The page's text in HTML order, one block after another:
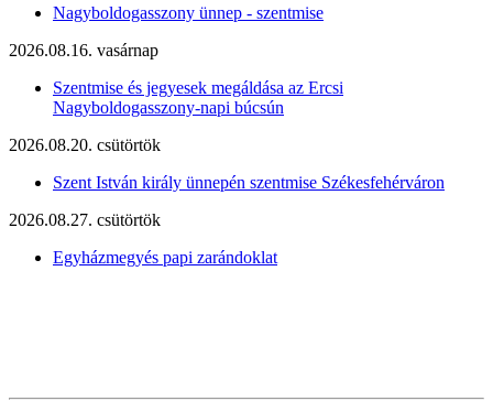
Nagyboldogasszony ünnep - szentmise
2026.08.16. vasárnap
Szentmise és jegyesek megáldása az Ercsi
Nagyboldogasszony-napi búcsún
2026.08.20. csütörtök
Szent István király ünnepén szentmise Székesfehérváron
2026.08.27. csütörtök
Egyházmegyés papi zarándoklat